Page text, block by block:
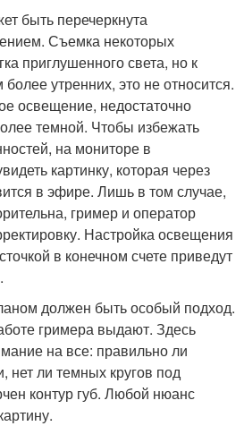
быть перечеркнута
Съемка некоторых
приглушенного света, но к
утренних, это не относится.
освещение, недостаточно
темной. Чтобы избежать
на мониторе в
картинку, которая через
в эфире. Лишь в том случае,
гример и оператор
Настройка освещения
в конечном счете приведут
должен быть особый подход.
гримера выдают. Здесь
на все: правильно ли
нет ли темных кругов под
контур губ. Любой нюанс